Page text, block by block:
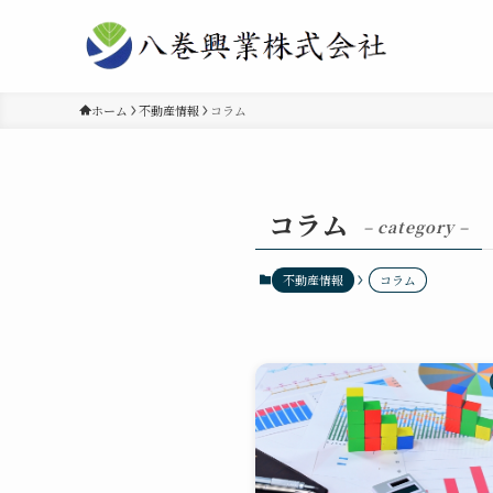
ホーム 不動産情報 コラム
コラム – category –
不動産情報 コラム